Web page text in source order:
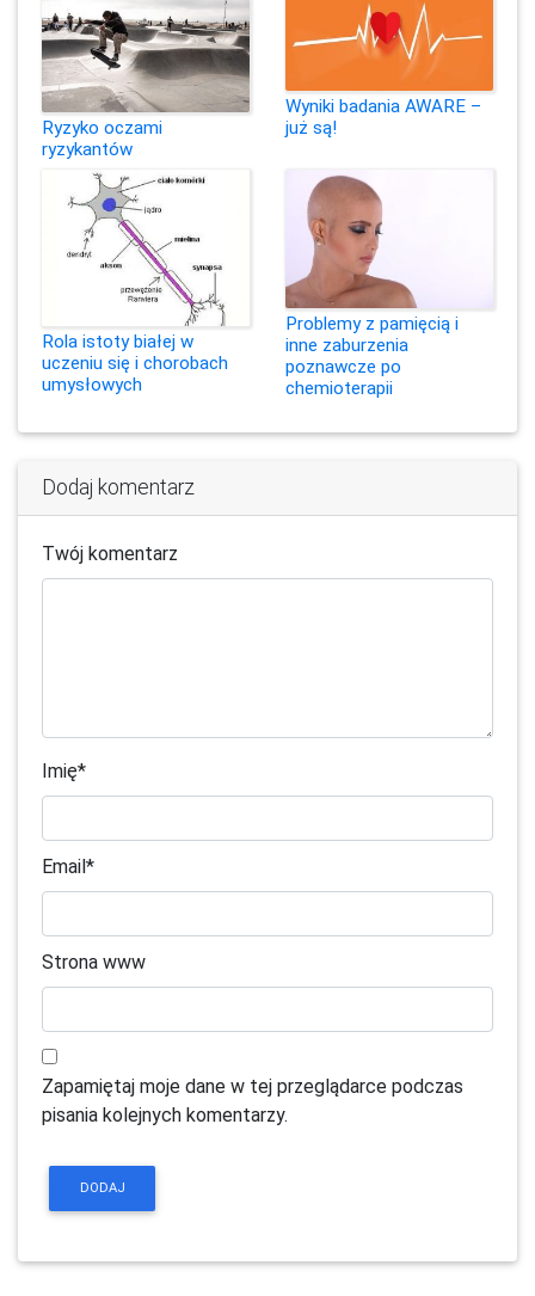
Ryzyko oczami
ryzykantów
Wyniki badania AWARE –
już są!
Rola istoty białej w
uczeniu się i chorobach
umysłowych
Problemy z pamięcią i
inne zaburzenia
poznawcze po
chemioterapii
Dodaj komentarz
Twój komentarz
Imię*
Email*
Strona www
Zapamiętaj moje dane w tej przeglądarce podczas
pisania kolejnych komentarzy.